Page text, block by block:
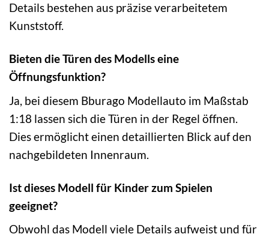
Details bestehen aus präzise verarbeitetem
Kunststoff.
Bieten die Türen des Modells eine
Öffnungsfunktion?
Ja, bei diesem Bburago Modellauto im Maßstab
1:18 lassen sich die Türen in der Regel öffnen.
Dies ermöglicht einen detaillierten Blick auf den
nachgebildeten Innenraum.
Ist dieses Modell für Kinder zum Spielen
geeignet?
Obwohl das Modell viele Details aufweist und für